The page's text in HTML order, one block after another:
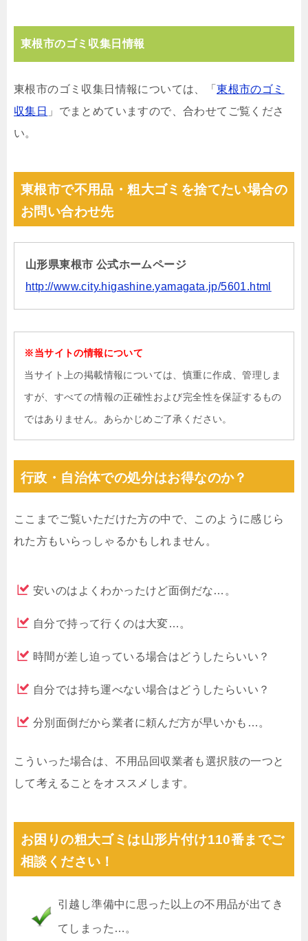
東根市のゴミ収集日情報
東根市のゴミ収集日情報については、「東根市のゴミ
収集日 」でまとめていますので、合わせてご覧くださ
い。
東根市で不用品・粗大ゴミを捨てたい場合の
お問い合わせ先
山形県東根市 公式ホームページ
http://www.city.higashine.yamagata.jp/5601.html
※当サイトの情報について
当サイト上の掲載情報については、慎重に作成、管理しま
すが、すべての情報の正確性および完全性を保証するもの
ではありません。あらかじめご了承ください。
行政・自治体での処分はお得なのか？
ここまでご覧いただけた方の中で、このように感じら
れた方もいらっしゃるかもしれません。
安いのはよくわかったけど面倒だな…。
自分で持って行くのは大変…。
時間が差し迫っている場合はどうしたらいい？
自分では持ち運べない場合はどうしたらいい？
分別面倒だから業者に頼んだ方が早いかも…。
こういった場合は、不用品回収業者も選択肢の一つと
して考えることをオススメします。
お困りの粗大ゴミは山形片付け110番までご
相談ください！
引越し準備中に思った以上の不用品が出てき
てしまった…。